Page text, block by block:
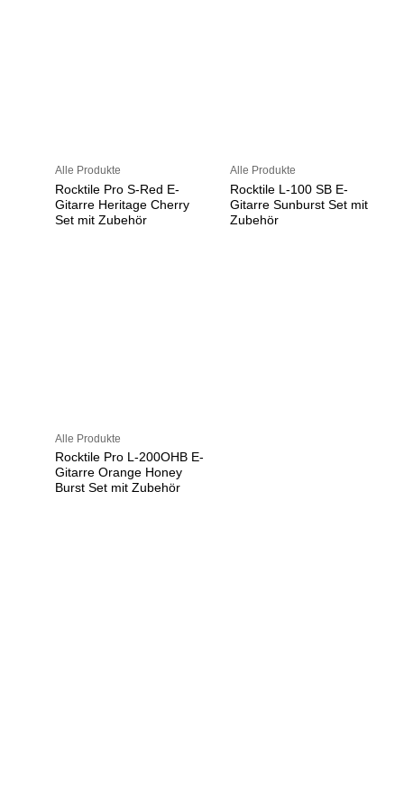
Alle Produkte
Rocktile Pro S-Red E-
Gitarre Heritage Cherry
Set mit Zubehör
Alle Produkte
Rocktile L-100 SB E-
Gitarre Sunburst Set mit
Zubehör
Alle Produkte
Rocktile Pro L-200OHB E-
Gitarre Orange Honey
Burst Set mit Zubehör